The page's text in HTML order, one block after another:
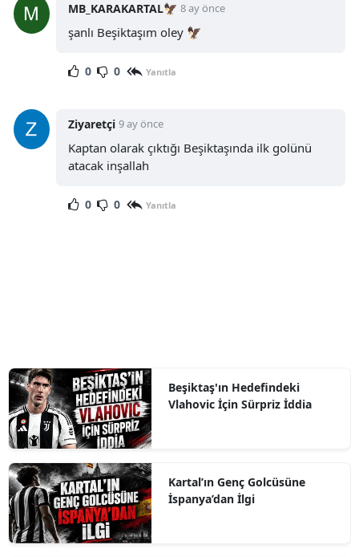
MB_KARAKARTAL🦅 8 ay önce
şanlı Beşiktaşım oley 🦅
0 0 Yanıtla
Ziyaretçi 9 ay önce
Kaptan olarak çıktığı Beşiktaşında ilk golünü
atacak inşallah
0 0 Yanıtla
Beşiktaş'ın Hedefindeki
Vlahovic İçin Sürpriz İddia
Kartal’ın Genç Golcüsüne
İspanya’dan İlgi